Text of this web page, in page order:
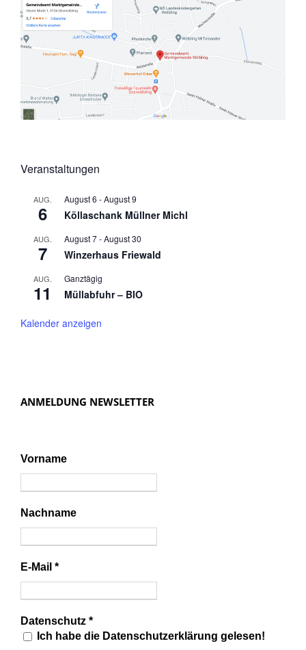
Veranstaltungen
AUG.
6
August 6 -August 9
Köllaschank Müllner Michl
AUG.
7
August 7-August 30
Winzerhaus Friewald
AUG.
11
Ganztägig
Müllabfuhr – BIO
Kalender anzeigen
ANMELDUNG NEWSLETTER
Vorname
Nachname
E-Mail *
Datenschutz *
Ich habe die Datenschutzerklärung gelesen!